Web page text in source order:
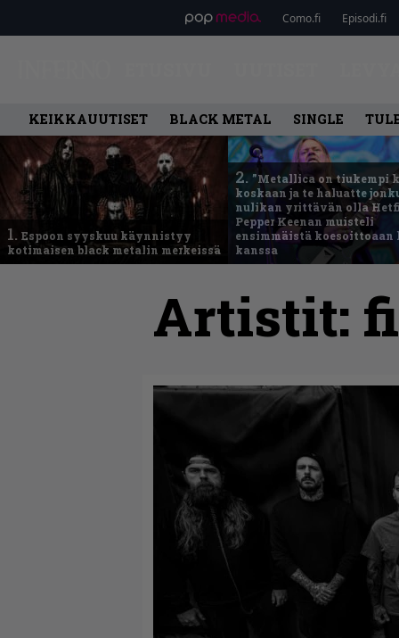
Como.fi Episodi.fi
KEIKKAUUTISET BLACK METAL SINGLE
1. Espoon syyskuu käynnistyy
kotimaisen black metalin merkeissä
2. ”Metallica on tiukempi
koskaan ja te haluatte
nulikan yrittävän olla
Pepper Keenan muisteli
ensimmäistä koesoittoaan
kanssa
Artistit: